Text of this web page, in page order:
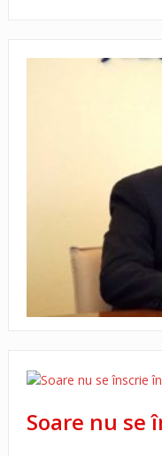
Soare,
Soare nu se